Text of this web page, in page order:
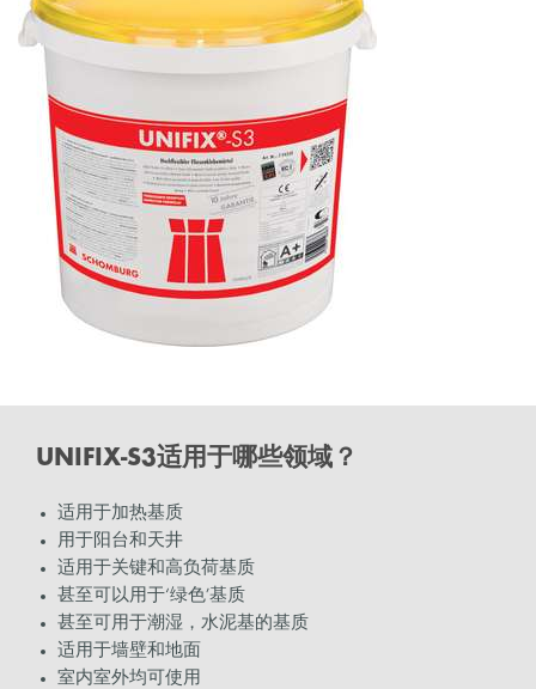
UNIFIX-S3适用于哪些领域？
适用于加热基质
用于阳台和天井
适用于关键和高负荷基质
甚至可以用于‘绿色’基质
甚至可用于潮湿，水泥基的基质
适用于墙壁和地面
室内室外均可使用